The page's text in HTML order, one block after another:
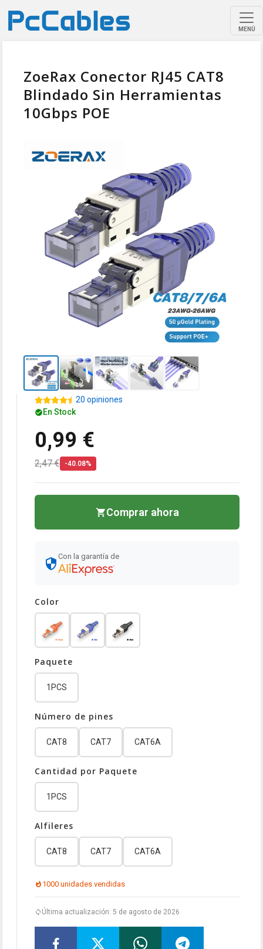
MENÚ
ZoeRax Conector RJ45 CAT8
Blindado Sin Herramientas
10Gbps POE
20 opiniones
En Stock
0,99 €
2,47 € -40.08%
Comprar ahora
Con la garantía de
Color
Paquete
1PCS
Número de pines
CAT8 CAT7 CAT6A
Cantidad por Paquete
1PCS
Alfileres
CAT8 CAT7 CAT6A
1000 unidades vendidas
Última actualización: 5 de agosto de 2026